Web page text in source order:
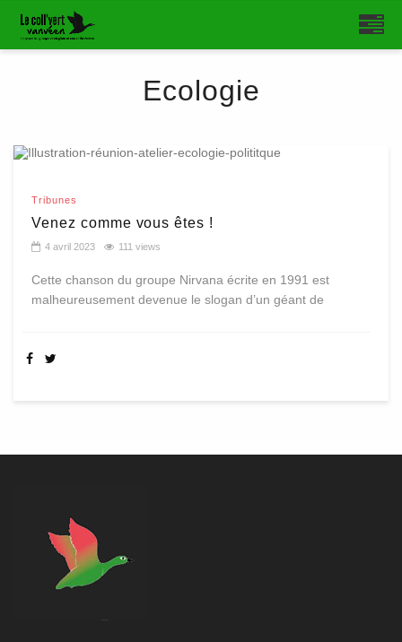
Ecologie
Tribunes
Venez comme vous êtes !
4 avril 2023 111 views
Cette chanson du groupe Nirvana écrite en 1991 est
malheureusement devenue le slogan d’un géant de